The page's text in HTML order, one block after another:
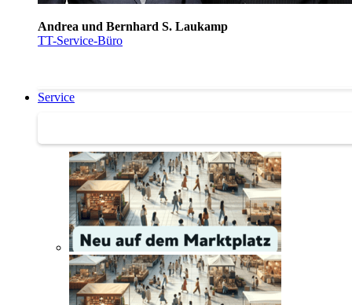
Andrea und Bernhard S. Laukamp
TT-Service-Büro
Service